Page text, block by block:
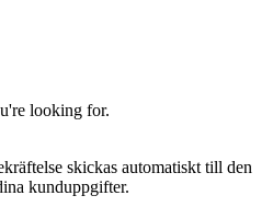
looking for.
skickas automatiskt till den
kunduppgifter.